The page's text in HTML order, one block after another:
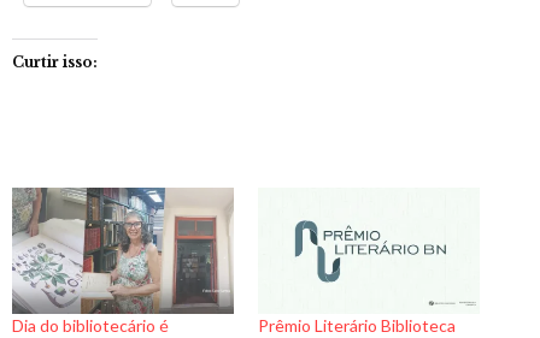
Curtir isso:
Dia do bibliotecário é
Prêmio Literário Biblioteca